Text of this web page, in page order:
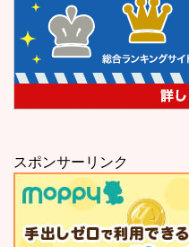
スポンサーリンク